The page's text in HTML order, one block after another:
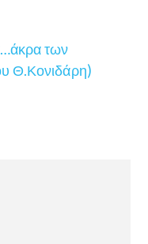
των
Θ.Κονιδάρη)